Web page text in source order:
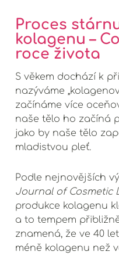
Proces
kolagenu –
roce života
S věkem dochází k
nazýváme
začínáme více
naše tělo ho začíná
jako by naše tělo
mladistvou pleť.
Podle nejnovějších
Journal of Cosmetic
produkce kolagenu
a to tempem
znamená, že ve 40
méně kolagenu než